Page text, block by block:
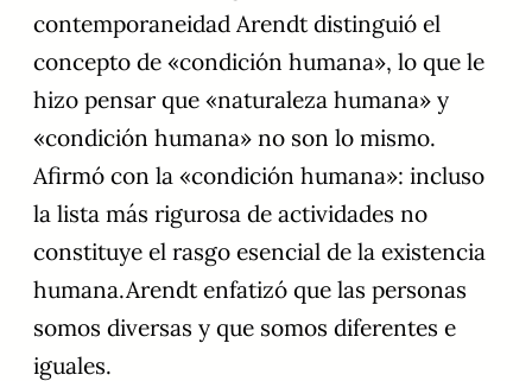
contemporaneidad Arendt distinguió el
concepto de «condición humana», lo que le
hizo pensar que «naturaleza humana» y
«condición humana» no son lo mismo.
Afirmó con la «condición humana»: incluso
la lista más rigurosa de actividades no
constituye el rasgo esencial de la existencia
humana.Arendt enfatizó que las personas
somos diversas y que somos diferentes e
iguales.